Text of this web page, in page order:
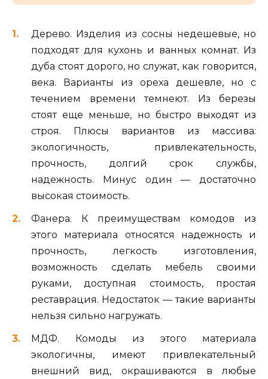
Дерево. Изделия из сосны недешевые, но
подходят для кухонь и ванных комнат. Из
дуба стоят дорого, но служат, как говорится,
века. Варианты из ореха дешевле, но с
течением времени темнеют. Из березы
стоят еще меньше, но быстро выходят из
строя. Плюсы вариантов из массива:
экологичность, привлекательность,
прочность, долгий срок службы,
надежность. Минус один — достаточно
высокая стоимость.
Фанера. К преимуществам комодов из
этого материала относятся надежность и
прочность, легкость изготовления,
возможность сделать мебель своими
руками, доступная стоимость, простая
реставрация. Недостаток — такие варианты
нельзя сильно нагружать.
МДФ. Комоды из этого материала
экологичны, имеют привлекательный
внешний вид, окрашиваются в любые